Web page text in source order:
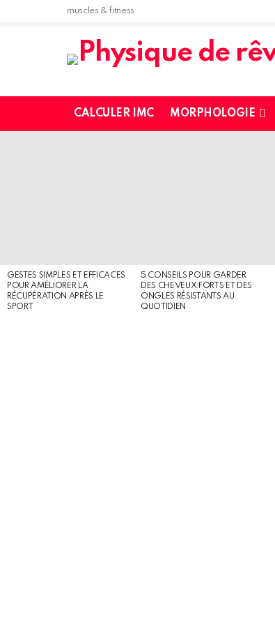
muscles & fitness
CALCULER IMC MORPHOLOGIE
GESTES SIMPLES ET EFFICACES
POUR AMÉLIORER LA
RÉCUPÉRATION APRÈS LE
SPORT
5 CONSEILS POUR GARDER
DES CHEVEUX FORTS ET DES
ONGLES RÉSISTANTS AU
QUOTIDIEN